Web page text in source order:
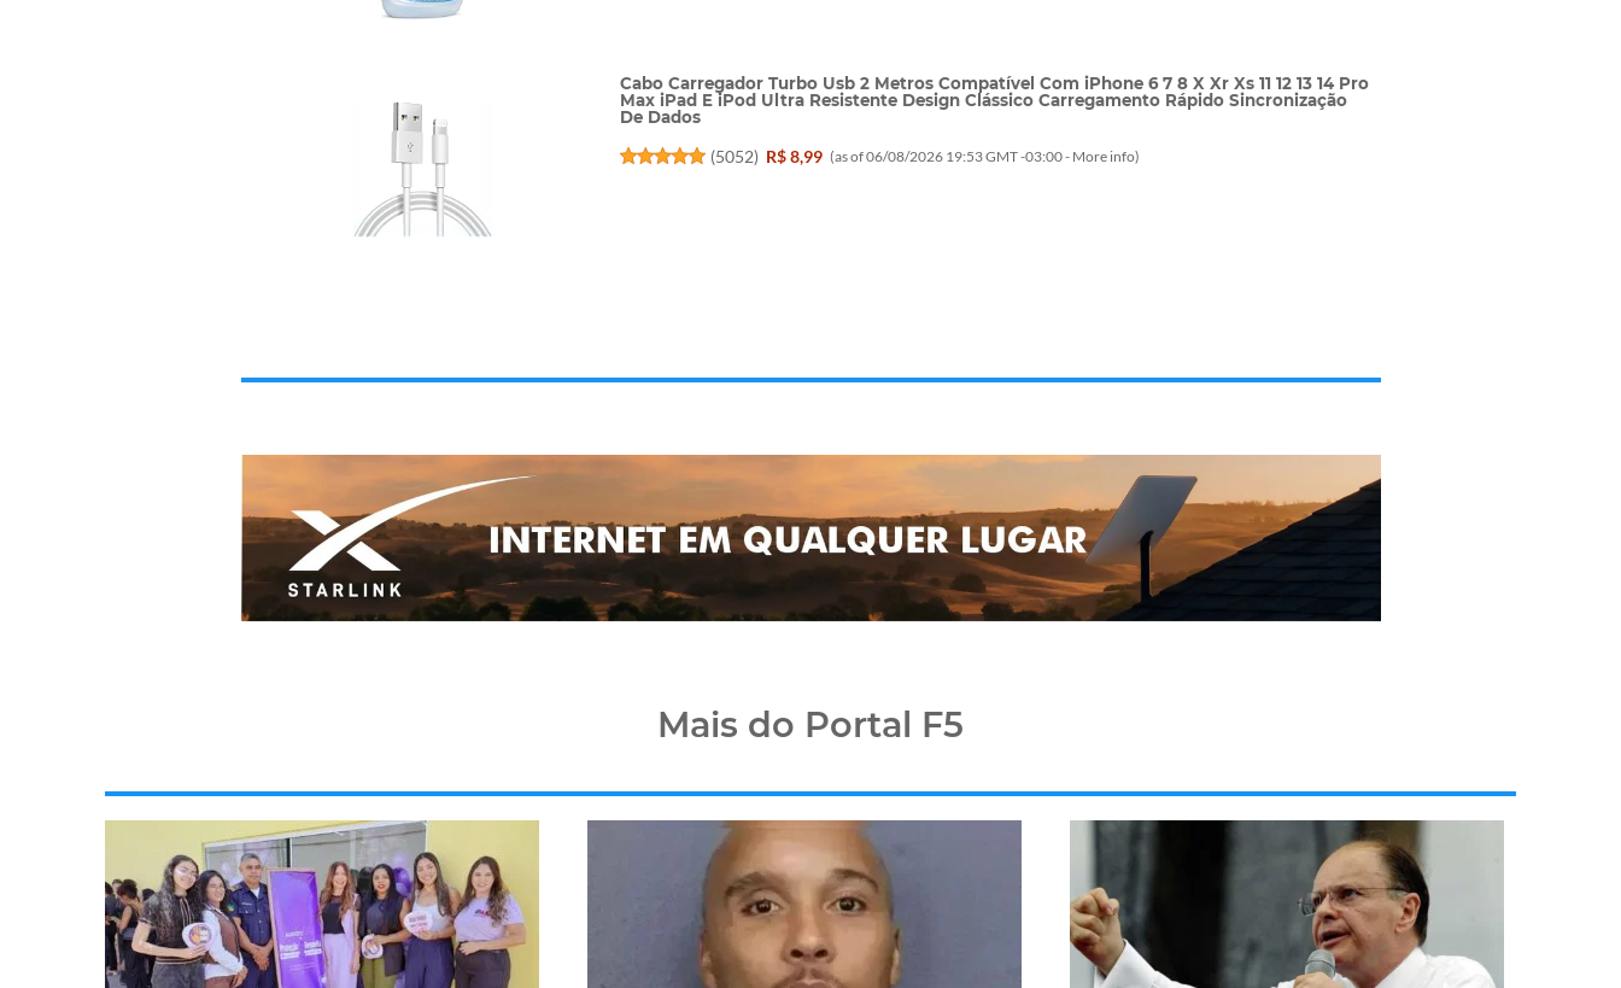
Cabo Carregador Turbo Usb 2 Metros Compatível Com iPhone 6 7 8 X Xr Xs 11 12 13 14 Pro
Max iPad E iPod Ultra Resistente Design Clássico Carregamento Rápido Sincronização
De Dados
(5052) R$ 8,99 (as of 06/08/2026 19:53 GMT -03:00 - More info)
Mais do Portal F5